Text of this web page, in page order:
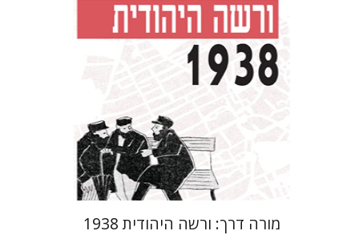
מחיר השקה
$42
$29
מורה דרך: ורשה היהודית 1938